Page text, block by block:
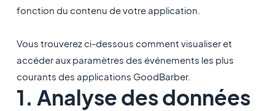
fonction du contenu de votre application.
Vous trouverez ci-dessous comment visualiser et
accéder aux paramètres des événements les plus
courants des applications GoodBarber.
1. Analyse des données